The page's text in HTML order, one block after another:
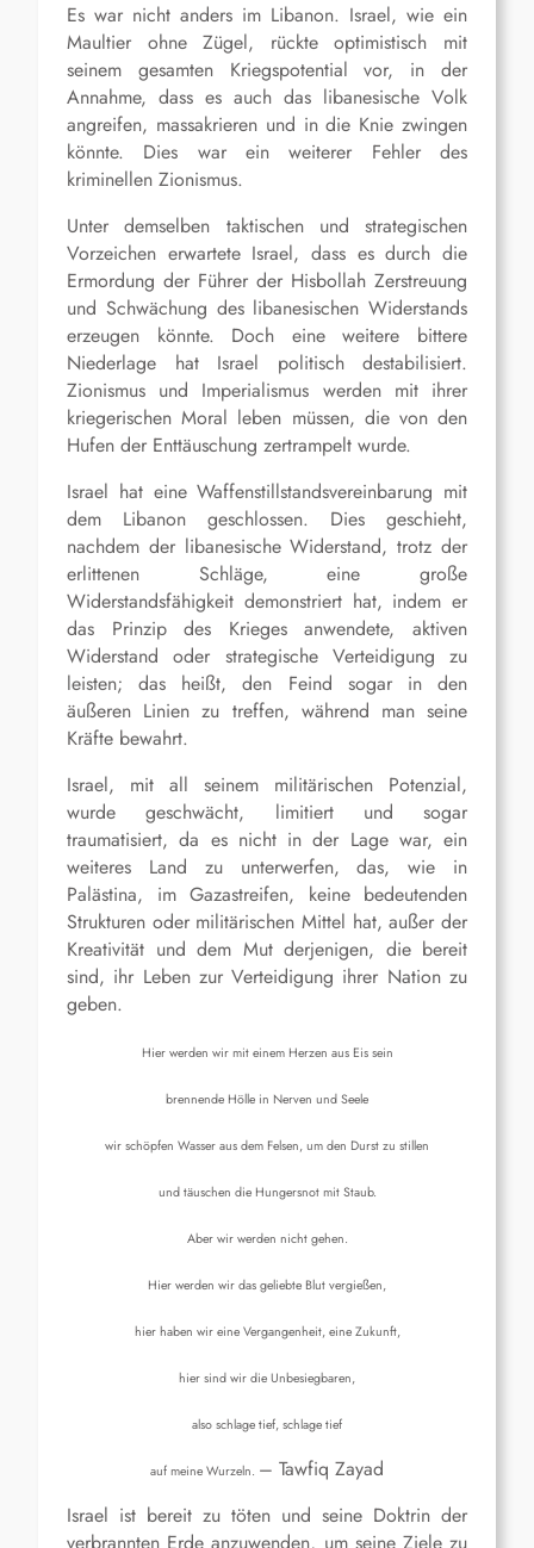
Es war nicht anders im Libanon. Israel, wie ein
Maultier ohne Zügel, rückte optimistisch mit
seinem gesamten Kriegspotential vor, in der
Annahme, dass es auch das libanesische Volk
angreifen, massakrieren und in die Knie zwingen
könnte. Dies war ein weiterer Fehler des
kriminellen Zionismus.
Unter demselben taktischen und strategischen
Vorzeichen erwartete Israel, dass es durch die
Ermordung der Führer der Hisbollah Zerstreuung
und Schwächung des libanesischen Widerstands
erzeugen könnte. Doch eine weitere bittere
Niederlage hat Israel politisch destabilisiert.
Zionismus und Imperialismus werden mit ihrer
kriegerischen Moral leben müssen, die von den
Hufen der Enttäuschung zertrampelt wurde.
Israel hat eine Waffenstillstandsvereinbarung mit
dem Libanon geschlossen. Dies geschieht,
nachdem der libanesische Widerstand, trotz der
erlittenen Schläge, eine große
Widerstandsfähigkeit demonstriert hat, indem er
das Prinzip des Krieges anwendete, aktiven
Widerstand oder strategische Verteidigung zu
leisten; das heißt, den Feind sogar in den
äußeren Linien zu treffen, während man seine
Kräfte bewahrt.
Israel, mit all seinem militärischen Potenzial,
wurde geschwächt, limitiert und sogar
traumatisiert, da es nicht in der Lage war, ein
weiteres Land zu unterwerfen, das, wie in
Palästina, im Gazastreifen, keine bedeutenden
Strukturen oder militärischen Mittel hat, außer der
Kreativität und dem Mut derjenigen, die bereit
sind, ihr Leben zur Verteidigung ihrer Nation zu
geben.
Hier werden wir mit einem Herzen aus Eis sein
brennende Hölle in Nerven und Seele
wir schöpfen Wasser aus dem Felsen, um den Durst zu stillen
und täuschen die Hungersnot mit Staub.
Aber wir werden nicht gehen.
Hier werden wir das geliebte Blut vergießen,
hier haben wir eine Vergangenheit, eine Zukunft,
hier sind wir die Unbesiegbaren,
also schlage tief, schlage tief
auf meine Wurzeln. – Tawfiq Zayad
Israel ist bereit zu töten und seine Doktrin der